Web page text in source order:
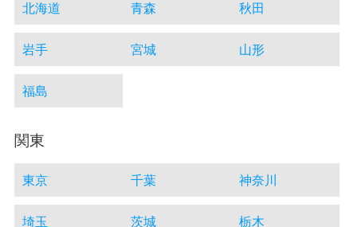
北海道 青森 秋田
岩手 宮城 山形
福島
関東
東京 千葉 神奈川
埼玉 茨城 栃木